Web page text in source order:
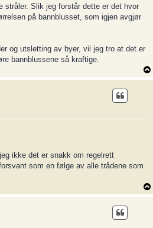
stråler. Slik jeg forstår dette er det hvor
på bannblusset, som igjen avgjør
og utsletting av byer, vil jeg tro at det er
bannblussene så kraftige.
ikke det er snakk om regelrett
som en følge av alle trådene som